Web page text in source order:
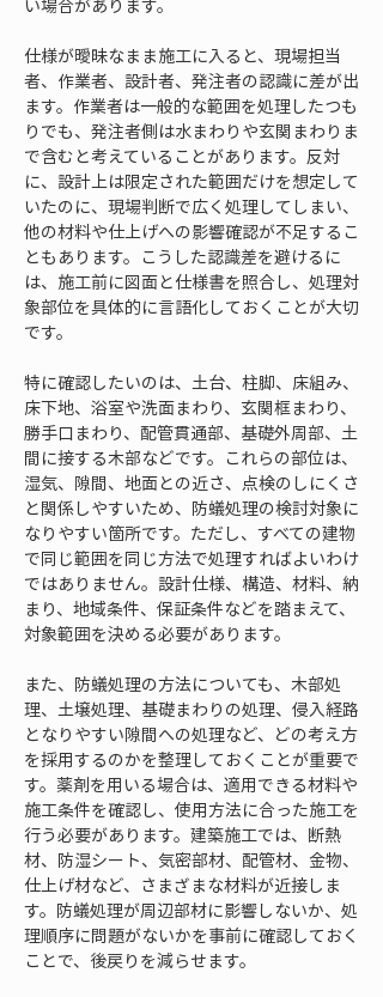
い場合があります。
仕様が曖昧なまま施工に入ると、現場担当
者、作業者、設計者、発注者の認識に差が出
ます。作業者は一般的な範囲を処理したつも
りでも、発注者側は水まわりや玄関まわりま
で含むと考えていることがあります。反対
に、設計上は限定された範囲だけを想定して
いたのに、現場判断で広く処理してしまい、
他の材料や仕上げへの影響確認が不足するこ
ともあります。こうした認識差を避けるに
は、施工前に図面と仕様書を照合し、処理対
象部位を具体的に言語化しておくことが大切
です。
特に確認したいのは、土台、柱脚、床組み、
床下地、浴室や洗面まわり、玄関框まわり、
勝手口まわり、配管貫通部、基礎外周部、土
間に接する木部などです。これらの部位は、
湿気、隙間、地面との近さ、点検のしにくさ
と関係しやすいため、防蟻処理の検討対象に
なりやすい箇所です。ただし、すべての建物
で同じ範囲を同じ方法で処理すればよいわけ
ではありません。設計仕様、構造、材料、納
まり、地域条件、保証条件などを踏まえて、
対象範囲を決める必要があります。
また、防蟻処理の方法についても、木部処
理、土壌処理、基礎まわりの処理、侵入経路
となりやすい隙間への処理など、どの考え方
を採用するのかを整理しておくことが重要で
す。薬剤を用いる場合は、適用できる材料や
施工条件を確認し、使用方法に合った施工を
行う必要があります。建築施工では、断熱
材、防湿シート、気密部材、配管材、金物、
仕上げ材など、さまざまな材料が近接しま
す。防蟻処理が周辺部材に影響しないか、処
理順序に問題がないかを事前に確認しておく
ことで、後戻りを減らせます。